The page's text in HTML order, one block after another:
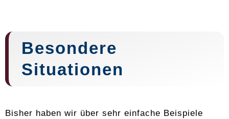
Besondere
Situationen
Bisher haben wir über sehr einfache Beispiele